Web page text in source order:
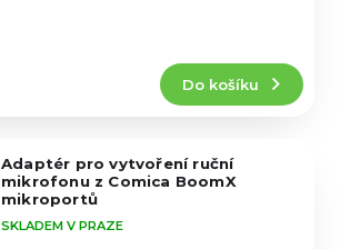
Do košíku
Adaptér pro vytvoření ruční
mikrofonu z Comica BoomX
mikroportů
SKLADEM V PRAZE